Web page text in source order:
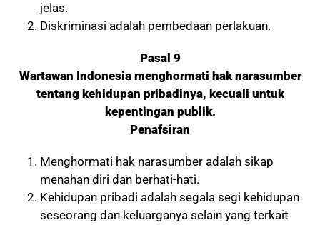
jelas.
Diskriminasi adalah pembedaan perlakuan.
Pasal 9
Wartawan Indonesia menghormati hak narasumber
tentang kehidupan pribadinya, kecuali untuk
kepentingan publik.
Penafsiran
Menghormati hak narasumber adalah sikap
menahan diri dan berhati-hati.
Kehidupan pribadi adalah segala segi kehidupan
seseorang dan keluarganya selain yang terkait